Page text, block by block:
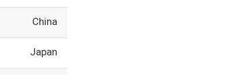
China
Japan